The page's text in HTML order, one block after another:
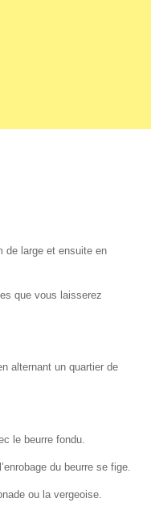
de large et ensuite en
que vous laisserez
alternant un quartier de
le beurre fondu.
du beurre se fige.
ou la vergeoise.